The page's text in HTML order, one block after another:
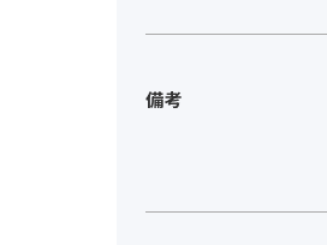
備考